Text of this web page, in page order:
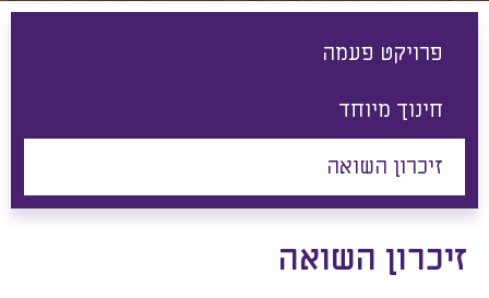
פרויקט פעמה
חינוך מיוחד
זיכרון השואה
זיכרון השואה